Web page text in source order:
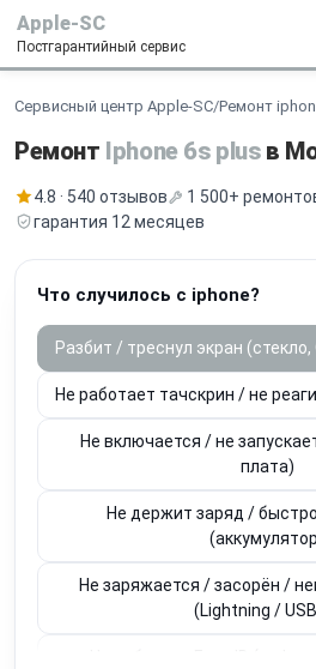
Apple-SC
Постгарантийный сервис
Сервисный центр Apple-SC/Ремонт
Ремонт Iphone 6s plusв
4.8 · 540 отзывов
1 500+
гарантия 12 месяцев
Что случилось с iphone?
Разбит / треснул экран (стекло,
Не работает тачскрин / не
Не включается / не
плата)
Не держит заряд /
Не заряжается / засорён /
(Lightning /